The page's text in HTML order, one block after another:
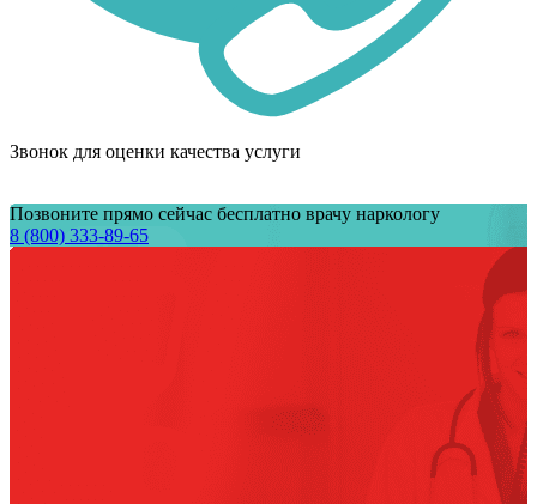
Звонок для оценки качества услуги
Позвоните прямо сейчас бесплатно врачу наркологу
8 (800) 333-89-65